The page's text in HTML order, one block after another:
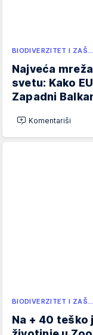
BIODIVERZITET I ZAŠ…
Najveća
svetu: Kako
Zapadni
Komentariši
BIODIVERZITET I ZAŠ…
Na + 40 teško